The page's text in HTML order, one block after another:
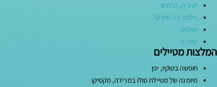
חאניה, כרתים
פלמה דה מיורקה
פאפוס
קופנגן
המלצות מטיילים
חופשה בטוקיו, יפן
מיומנה של מטיילת סולו במרידה, מקסיקו